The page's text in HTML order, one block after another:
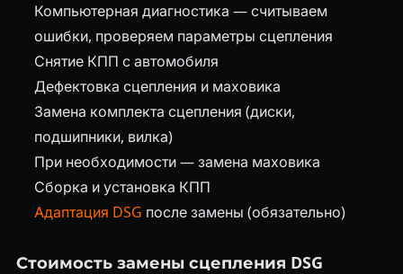
Компьютерная диагностика — считываем
ошибки, проверяем параметры сцепления
Снятие КПП с автомобиля
Дефектовка сцепления и маховика
Замена комплекта сцепления (диски,
подшипники, вилка)
При необходимости — замена маховика
Сборка и установка КПП
Адаптация DSG после замены (обязательно)
Стоимость замены сцепления DSG